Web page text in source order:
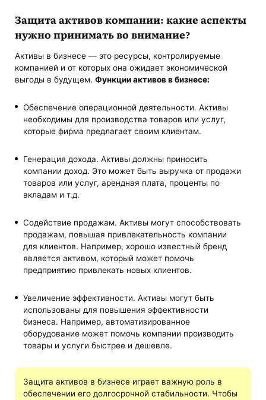
Защита активов компании: какие аспекты
нужно принимать во внимание?
Активы в бизнесе — это ресурсы, контролируемые
компанией и от которых она ожидает экономической
выгоды в будущем.Функции активов в бизнесе:
Обеспечение операционной деятельности. Активы
необходимы для производства товаров или услуг,
которые фирма предлагает своим клиентам.
Генерация дохода. Активы должны приносить
компании доход. Это может быть выручка от продажи
товаров или услуг, арендная плата, проценты по
вкладам и т.д.
Содействие продажам. Активы могут способствовать
продажам, повышая привлекательность компании
для клиентов. Например, хорошо известный бренд
является активом, который может помочь
предприятию привлекать новых клиентов.
Увеличение эффективности. Активы могут быть
использованы для повышения эффективности
бизнеса. Например, автоматизированное
оборудование может помочь компании производить
товары и услуги быстрее и дешевле.
Защита активов в бизнесе играет важную роль в
обеспечении его долгосрочной стабильности. Чтобы